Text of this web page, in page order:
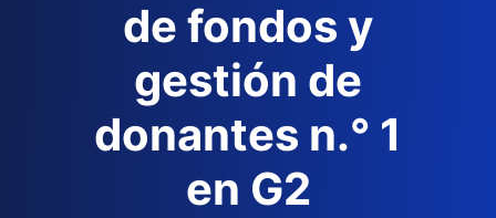
de fondos y
gestión de
donantes n.° 1
en G2